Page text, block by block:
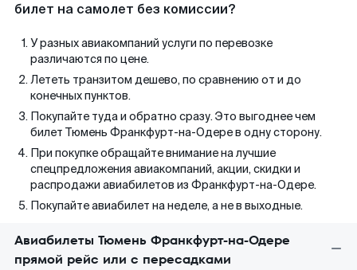
билет на самолет без комиссии?
У разных авиакомпаний услуги по перевозке
различаются по цене.
Лететь транзитом дешево, по сравнению от и до
конечных пунктов.
Покупайте туда и обратно сразу. Это выгоднее чем
билет Тюмень Франкфурт-на-Одере в одну сторону.
При покупке обращайте внимание на лучшие
спецпредложения авиакомпаний, акции, скидки и
распродажи авиабилетов из Франкфурт-на-Одере.
Покупайте авиабилет на неделе, а не в выходные.
Авиабилеты Тюмень Франкфурт-на-Одере
прямой рейс или с пересадками